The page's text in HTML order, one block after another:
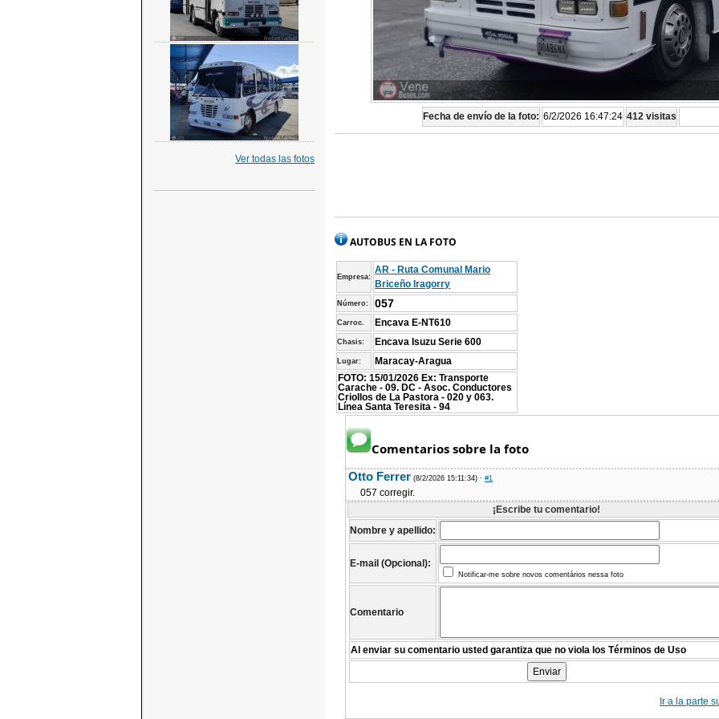
Fecha de envío de la foto: 6/2/2026 16:47:24 412 visitas
AUTOBUS EN LA FOTO
Empresa:
AR - Ruta Comunal Mario
Briceño Iragorry
Número: 057
Carroc. Encava E-NT610
Chasis: Encava Isuzu Serie 600
Lugar:
Maracay-Aragua
FOTO: 15/01/2026 Ex: Transporte
Carache - 09. DC - Asoc. Conductores
Criollos de La Pastora - 020 y 063.
Línea Santa Teresita - 94
Comentarios sobre la foto
Otto Ferrer (8/2/2026 15:11:34) ·#1
057 corregir.
¡Escribe tu comentario!
Nombre y apellido:
E-mail (Opcional):
Notificar-me sobre novos comentários nessa foto
Comentario
Al enviar su comentario usted garantiza que no viola los Términos de Uso
Ir a la parte
Ver todas las fotos